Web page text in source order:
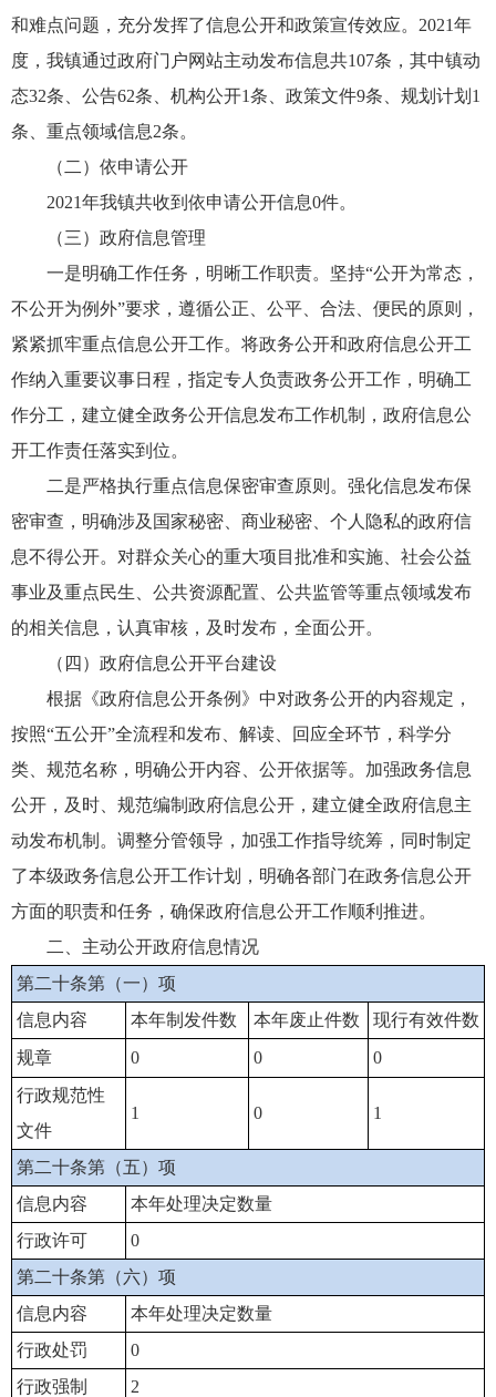
和难点问题，充分发挥了信息公开和政策宣传效应。2021年
度，我镇通过政府门户网站主动发布信息共107条，其中镇动
态32条、公告62条、机构公开1条、政策文件9条、规划计划1
条、重点领域信息2条。
（二）依申请公开
2021年我镇共收到依申请公开信息0件。
（三）政府信息管理
一是明确工作任务，明晰工作职责。坚持“公开为常态，
不公开为例外”要求，遵循公正、公平、合法、便民的原则，
紧紧抓牢重点信息公开工作。将政务公开和政府信息公开工
作纳入重要议事日程，指定专人负责政务公开工作，明确工
作分工，建立健全政务公开信息发布工作机制，政府信息公
开工作责任落实到位。
二是严格执行重点信息保密审查原则。强化信息发布保
密审查，明确涉及国家秘密、商业秘密、个人隐私的政府信
息不得公开。对群众关心的重大项目批准和实施、社会公益
事业及重点民生、公共资源配置、公共监管等重点领域发布
的相关信息，认真审核，及时发布，全面公开。
（四）政府信息公开平台建设
根据《政府信息公开条例》中对政务公开的内容规定，
按照“五公开”全流程和发布、解读、回应全环节，科学分
类、规范名称，明确公开内容、公开依据等。加强政务信息
公开，及时、规范编制政府信息公开，建立健全政府信息主
动发布机制。调整分管领导，加强工作指导统筹，同时制定
了本级政务信息公开工作计划，明确各部门在政务信息公开
方面的职责和任务，确保政府信息公开工作顺利推进。
二、主动公开政府信息情况
第二十条第（一）项
信息内容
本年制发件数 本年废止件数
现行有效件数
规章
0 0
0
行政规范性
文件
1 0 1
第二十条第（五）项
信息内容
本年处理决定数量
行政许可
0
第二十条第（六）项
信息内容
本年处理决定数量
行政处罚
0
行政强制
2